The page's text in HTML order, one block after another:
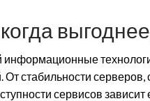
стабильности серверов,
сервисов